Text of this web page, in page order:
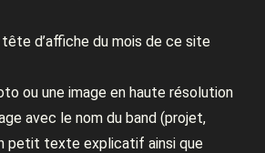
d’affiche du mois de ce site
ou une image en haute résolution
avec le nom du band (projet,
petit texte explicatif ainsi que